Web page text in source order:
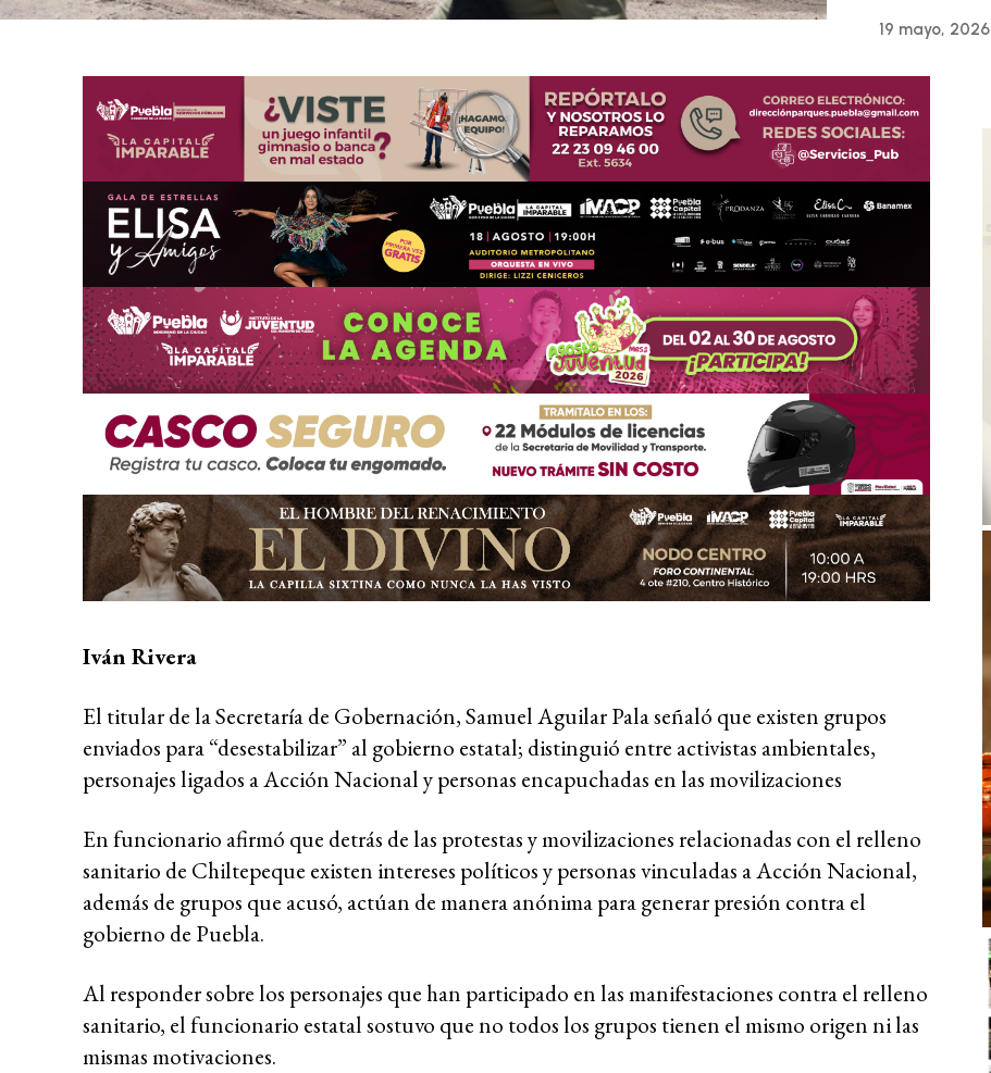
19 mayo, 2026
Iván Rivera
El titular de la Secretaría de Gobernación, Samuel Aguilar Pala señaló que existen grupos
enviados para “desestabilizar” al gobierno estatal; distinguió entre activistas ambientales,
personajes ligados a Acción Nacional y personas encapuchadas en las movilizaciones
En funcionario afirmó que detrás de las protestas y movilizaciones relacionadas con el relleno
sanitario de Chiltepeque existen intereses políticos y personas vinculadas a Acción Nacional,
además de grupos que acusó, actúan de manera anónima para generar presión contra el
gobierno de Puebla.
Al responder sobre los personajes que han participado en las manifestaciones contra el relleno
sanitario, el funcionario estatal sostuvo que no todos los grupos tienen el mismo origen ni las
mismas motivaciones.